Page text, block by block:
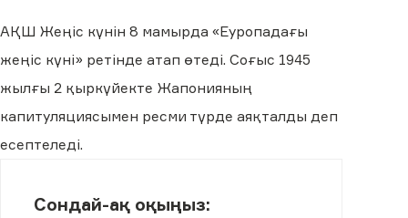
АҚШ Жеңіс күнін 8 мамырда «Еуропадағы
жеңіс күні» ретінде атап өтеді. Соғыс 1945
жылғы 2 қыркүйекте Жапонияның
капитуляциясымен ресми түрде аяқталды деп
есептеледі.
Сондай-ақ оқыңыз: